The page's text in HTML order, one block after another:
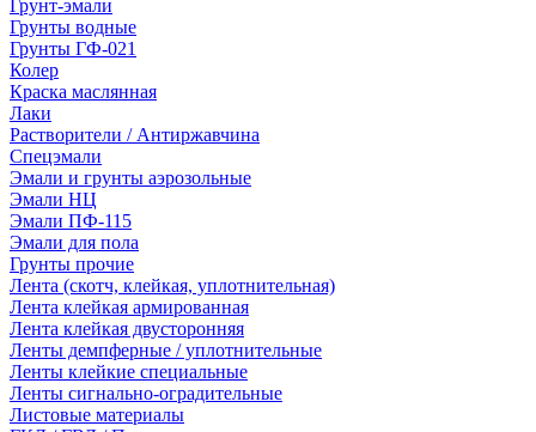
Грунт-эмали
Грунты водные
Грунты ГФ-021
Колер
Краска маслянная
Лаки
Растворители / Антиржавчина
Спецэмали
Эмали и грунты аэрозольные
Эмали НЦ
Эмали ПФ-115
Эмали для пола
Грунты прочие
Лента (скотч, клейкая, уплотнительная)
Лента клейкая армированная
Лента клейкая двусторонняя
Ленты демпферные / уплотнительные
Ленты клейкие специальные
Ленты сигнально-оградительные
Листовые материалы